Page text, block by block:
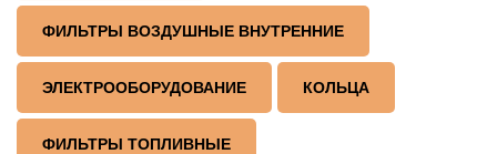
ФИЛЬТРЫ ВОЗДУШНЫЕ ВНУТРЕННИЕ
ЭЛЕКТРООБОРУДОВАНИЕ КОЛЬЦА
ФИЛЬТРЫ ТОПЛИВНЫЕ